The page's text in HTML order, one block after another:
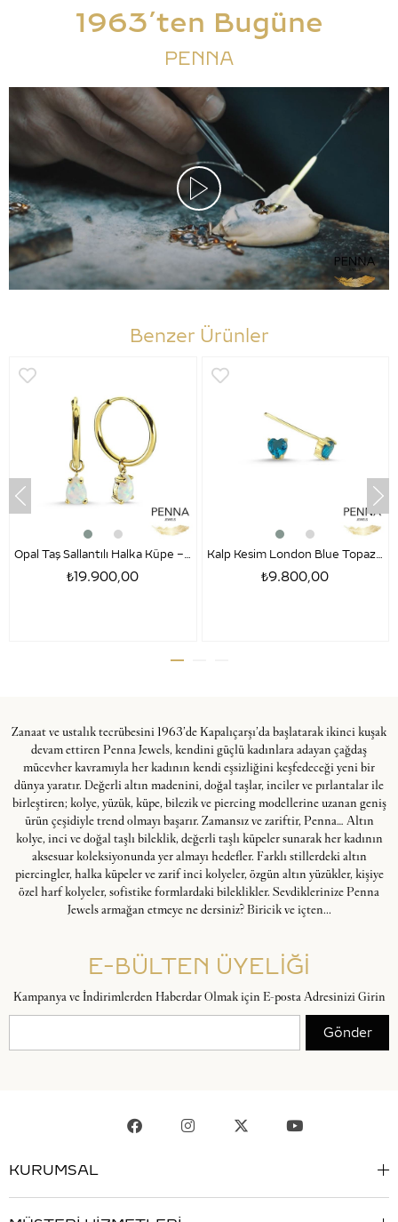
1963’ten Bugüne
PENNA
Benzer Ürünler
Opal Taş Sallantılı Halka Küpe – Damla Kesim
₺19.900,00
Kalp Kesim London Blue Topaz Altın Küpe- Amore
₺9.800,00
Zanaat ve ustalık tecrübesini 1963’de Kapalıçarşı’da başlatarak ikinci kuşak
devam ettiren Penna Jewels, kendini güçlü kadınlara adayan çağdaş
mücevher kavramıyla her kadının kendi eşsizliğini keşfedeceği yeni bir
dünya yaratır. Değerli altın madenini, doğal taşlar, inciler ve pırlantalar ile
birleştiren; kolye, yüzük, küpe, bilezik ve piercing modellerine uzanan geniş
ürün çeşidiyle trend olmayı başarır. Zamansız ve zariftir, Penna… Altın
kolye, inci ve doğal taşlı bileklik, değerli taşlı küpeler sunarak her kadının
aksesuar koleksiyonunda yer almayı hedefler. Farklı stillerdeki altın
piercingler, halka küpeler ve zarif inci kolyeler, özgün altın yüzükler, kişiye
özel harf kolyeler, sofistike formlardaki bileklikler. Sevdiklerinize Penna
Jewels armağan etmeye ne dersiniz? Biricik ve içten...
E-BÜLTEN ÜYELİĞİ
Kampanya ve İndirimlerden Haberdar Olmak için E-posta Adresinizi Girin
Gönder
KURUMSAL